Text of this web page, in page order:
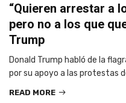
“Quieren arrestar a
pero no a los que
Trump
Donald Trump habló de la
por su apoyo a las protestas
READ MORE